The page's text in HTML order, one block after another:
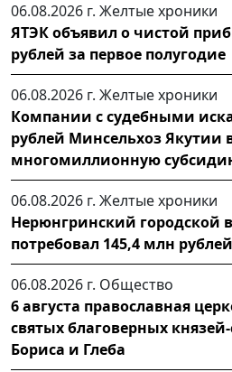
06.08.2026 г. Желтые хроники
ЯТЭК объявил о чистой
рублей за первое полугодие
06.08.2026 г. Желтые хроники
Компании с судебными
рублей Минсельхоз Якутии
многомиллионную
06.08.2026 г. Желтые хроники
Нерюнгринский городской
потребовал 145,4 млн
06.08.2026 г. Общество
6 августа православная
святых благоверных
Бориса и Глеба